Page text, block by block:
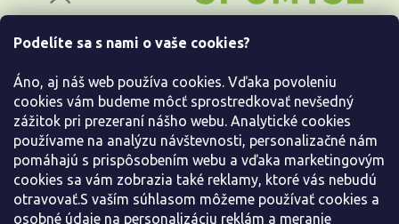
Podelíte sa s nami o vaše cookies?
Áno, aj náš web používa cookies. Vďaka povoleniu
cookies vám budeme môcť sprostredkovať nevšedný
zážitok pri prezeraní nášho webu. Analytické cookies
používame na analýzu návštevnosti, personalizačné nám
pomáhajú s prispôsobením webu a vďaka marketingovým
cookies sa vám zobrazia také reklamy, ktoré vás nebudú
otravovať.S vaším súhlasom môžeme používať cookies a
osobné údaje na personalizáciu reklám a meranie
t
Informácie pre Vás
Kontaktujte nás